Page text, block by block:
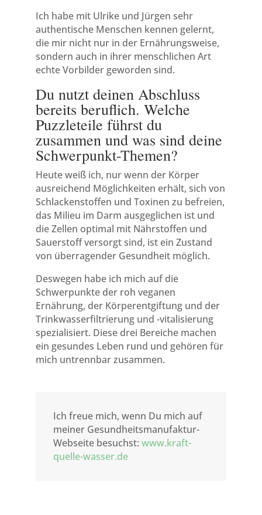
Ich habe mit Ulrike und Jürgen sehr
authentische Menschen kennen gelernt,
die mir nicht nur in der Ernährungsweise,
sondern auch in ihrer menschlichen Art
echte Vorbilder geworden sind.
Du nutzt deinen Abschluss
bereits beruflich. Welche
Puzzleteile führst du
zusammen und was sind deine
Schwerpunkt-Themen?
Heute weiß ich, nur wenn der Körper
ausreichend Möglichkeiten erhält, sich von
Schlackenstoffen und Toxinen zu befreien,
das Milieu im Darm ausgeglichen ist und
die Zellen optimal mit Nährstoffen und
Sauerstoff versorgt sind, ist ein Zustand
von überragender Gesundheit möglich.
Deswegen habe ich mich auf die
Schwerpunkte der roh veganen
Ernährung, der Körperentgiftung und der
Trinkwasserfiltrierung und -vitalisierung
spezialisiert. Diese drei Bereiche machen
ein gesundes Leben rund und gehören für
mich untrennbar zusammen.
Ich freue mich, wenn Du mich auf
meiner Gesundheitsmanufaktur-
Webseite besuchst: www.kraft-
quelle-wasser.de